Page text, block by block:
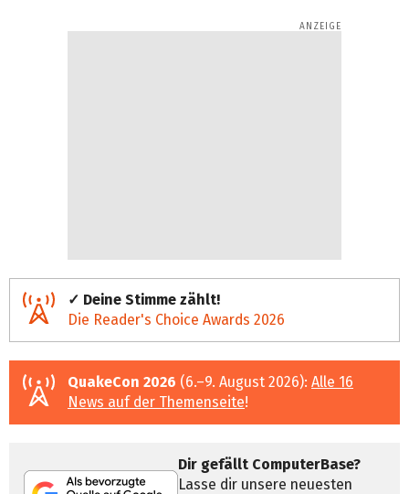
✓ Deine Stimme zählt!
Die Reader's Choice Awards 2026
QuakeCon 2026 (6.–9. August 2026): Alle 16
News auf der Themenseite!
Dir gefällt ComputerBase?
Lasse dir unsere neuesten